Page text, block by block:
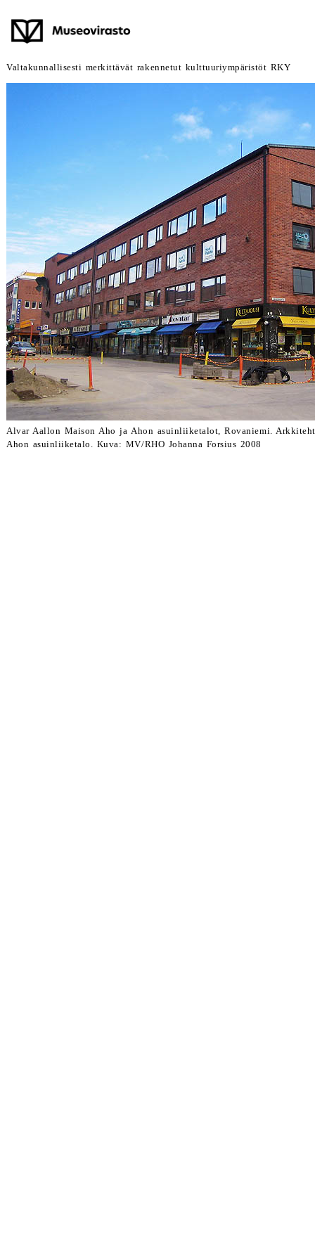
Valtakunnallisesti merkittävät rakennetut kulttuuriympäristöt RKY
Alvar Aallon Maison Aho ja Ahon asuinliiketalot, Rovaniemi.
Ahon asuinliiketalo. Kuva: MV/RHO Johanna Forsius 2008